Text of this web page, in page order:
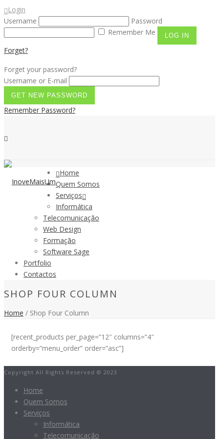
Login
Username
Password
Remember Me
Forget?
Forget your password?
Username or E-mail
Remember Password?
Home
Quem Somos
Serviços
Informática
Telecomunicação
Web Design
Formação
Software Sage
Portfolio
Contactos
SHOP FOUR COLUMN
Home / Shop Four Column
[recent_products per_page=”12″ columns=”4″
orderby=”menu_order” order=”asc”]
Copyright All Rights Reserved © 2023
Home
Quem Somos
Serviços
Informática
Telecomunicação